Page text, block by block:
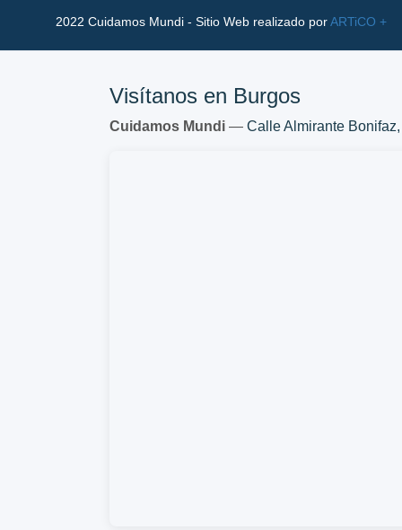
2022 Cuidamos Mundi - Sitio Web realizado porARTiCO +
Visítanos en Burgos
Cuidamos Mundi — Calle Almirante